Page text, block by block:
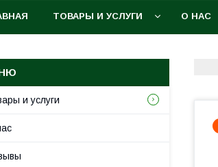
ТОВАРЫ И УСЛУГИ О НАС
и услуги